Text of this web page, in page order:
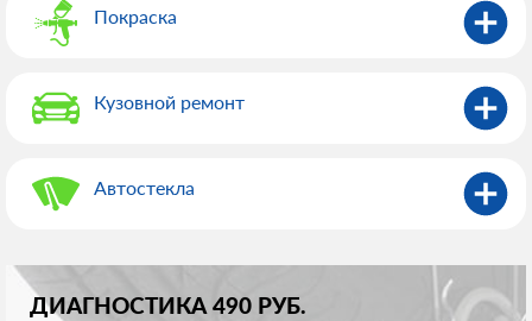
Покраска
Кузовной ремонт
Автостекла
ДИАГНОСТИКА 490 РУБ.